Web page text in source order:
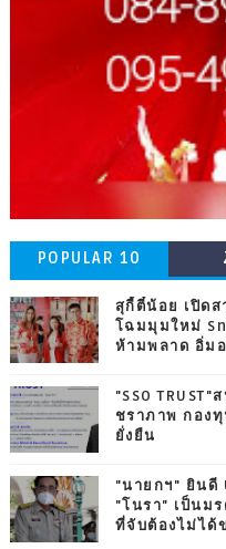
POPULAR 10
สุกี้ตี๋น้อย เปิดส
โฉมมุมใหม่
ห้ามพลาด อิ่ม
"SSO
ชราภาพ กอง
ยั่งยืน
"นายกฯ" ยินดี
"โนรา" เป็นม
ที่จับต้องไม่ได้